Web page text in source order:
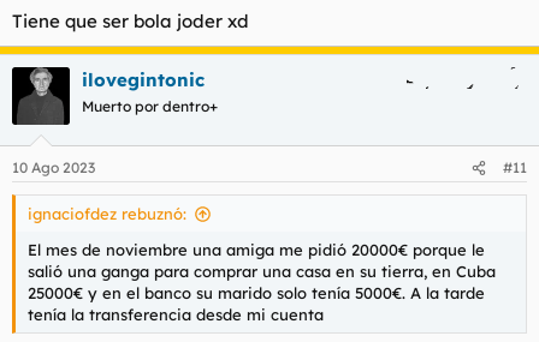
Tiene que ser bola joder xd
ilovegintonic
Muerto por dentro+
10 Ago 2023 #11
ignaciofdez rebuznó:
El mes de noviembre una amiga me pidió 20000€ porque le
salió una ganga para comprar una casa en su tierra, en Cuba
25000€ y en el banco su marido solo tenía 5000€. A la tarde
tenía la transferencia desde mi cuenta